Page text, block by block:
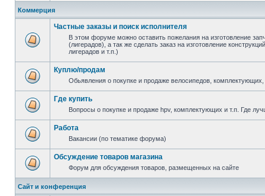
Коммерция
Частные заказы и поиск исполнителя
В этом форуме можно оставить пожелания на изготовление
(лигерадов), а так же сделать заказ на изготовление
лигерадов и т.п.)
Куплю/продам
Обьявления о покупке и продаже велосипедов,
Где купить
Вопросы о покупке и продаже hpv, комплектующих и т.п. Где
Работа
Вакансии (по тематике форума)
Обсуждение товаров магазина
Форум для обсуждения товаров, размещенных на сайте
Сайт и конференция